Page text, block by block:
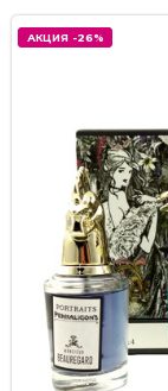
АКЦИЯ -26%
АКЦИЯ -26%